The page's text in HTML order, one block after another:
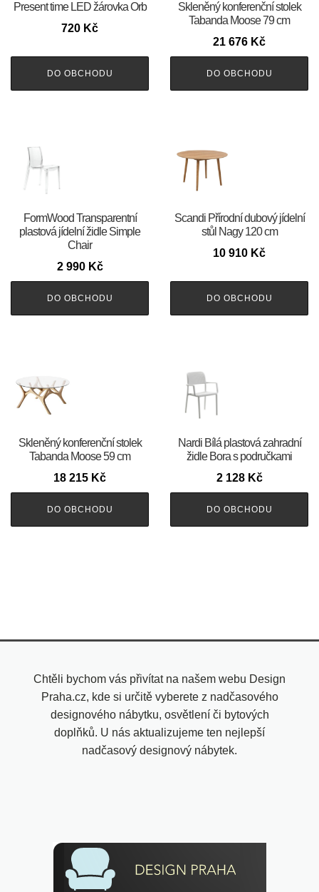
Present time LED žárovka Orb
720 Kč
DO OBCHODU
Skleněný konferenční stolek
Tabanda Moose 79 cm
21 676 Kč
DO OBCHODU
FormWood Transparentní
plastová jídelní židle Simple
Chair
2 990 Kč
DO OBCHODU
Scandi Přírodní dubový jídelní
stůl Nagy 120 cm
10 910 Kč
DO OBCHODU
Skleněný konferenční stolek
Tabanda Moose 59 cm
18 215 Kč
DO OBCHODU
Nardi Bílá plastová zahradní
židle Bora s područkami
2 128 Kč
DO OBCHODU
Chtěli bychom vás přivítat na našem webu Design
Praha.cz, kde si určitě vyberete z nadčasového
designového nábytku, osvětlení či bytových
doplňků. U nás aktualizujeme ten nejlepší
nadčasový designový nábytek.